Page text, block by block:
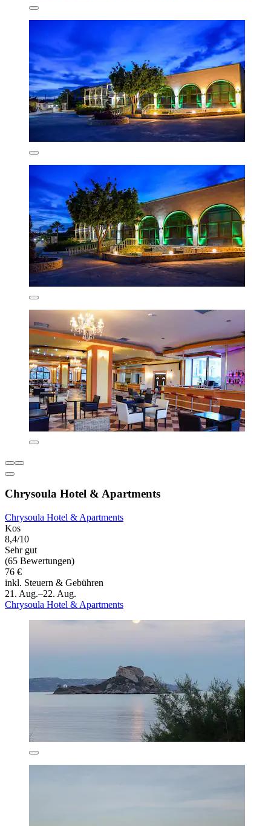
Chrysoula Hotel & Apartments
Chrysoula Hotel & Apartments
Kos
8,4/10
Sehr gut
(65 Bewertungen)
76 €
inkl. Steuern & Gebühren
21. Aug.–22. Aug.
Chrysoula Hotel & Apartments